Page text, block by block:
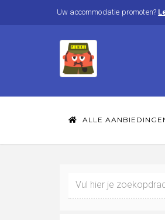
Uw accommodatie promoten?
ALLE